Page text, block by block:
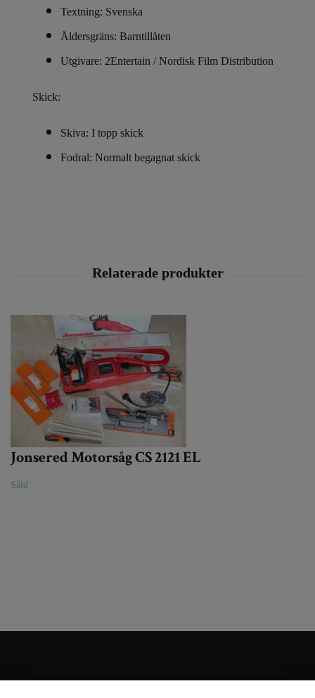
Textning: Svenska
Åldersgräns: Barntillåten
Utgivare: 2Entertain / Nordisk Film Distribution
Skick:
Skiva: I topp skick
Fodral: Normalt begagnat skick
Jonsered Motorsåg CS 2121 EL
Såld